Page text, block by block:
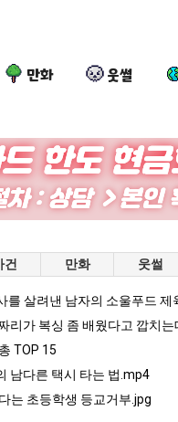
만화 웃썰
요새는 꺄! 를 어떻게 쓰는지 알아?
08.05
08.05
립해?"
08.05
능성도’
08.05
한 이유
08.05
과정 .JPG
모
문
에
인
식
외모때문에 인식 박살난 직업
망해가던 장사를 살려낸 남자의
외모때문에 인
엄마 요새는 꺄! 를 어
요새 치고 올라오
건 만화 웃썰
를 살려낸 남자의 소울푸드 제
리가 복싱 좀 배웠다고 깝치는
TOP 15
남다른 택시 타는 법.mp4
는 초등학생 등교거부.jpg